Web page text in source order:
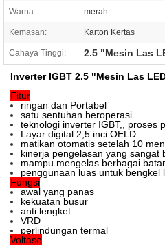
Warna: merah
Kemasan: Karton Kertas
Cahaya Tinggi: 2.5 "Mesin Las
Inverter IGBT 2.5 "Mesin Las
Fitur
ringan dan Portabel
satu sentuhan beroperasi
teknologi inverter IGBT,, proses
Layar digital 2,5 inci OELD
matikan otomatis setelah 10
kinerja pengelasan yang sangat
mampu mengelas berbagai
penggunaan luas untuk
Fungsi
awal yang panas
kekuatan busur
anti lengket
VRD
perlindungan termal
Voltase